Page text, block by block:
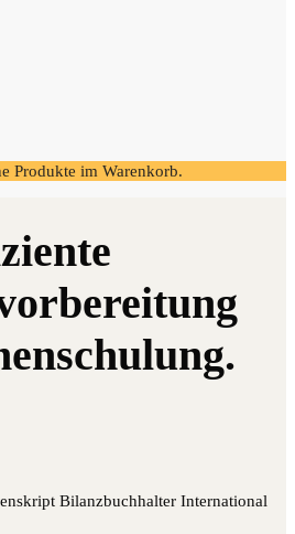
Produkte im Warenkorb.
Bilanzbuchhalter International